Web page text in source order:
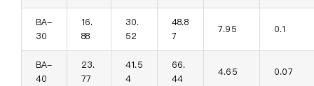
BA-
30
16.
88
30.
52
48.8
7
7.95 0.1
BA-
40
23.
77
41.5
4
66.
44
4.65 0.07